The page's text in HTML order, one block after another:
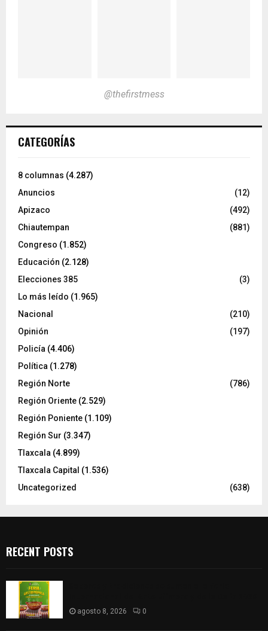
@thefirstmess
CATEGORÍAS
8 columnas (4.287)
Anuncios
(12)
Apizaco
(492)
Chiautempan
(881)
Congreso (1.852)
Educación (2.128)
Elecciones 385
(3)
Lo más leído (1.965)
Nacional
(210)
Opinión
(197)
Policía (4.406)
Política (1.278)
Región Norte
(786)
Región Oriente (2.529)
Región Poniente (1.109)
Región Sur (3.347)
Tlaxcala (4.899)
Tlaxcala Capital (1.536)
Uncategorized
(638)
RECENT POSTS
agosto 8, 2026 0